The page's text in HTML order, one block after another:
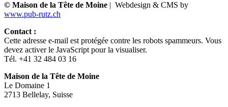
© Maison de la Tête de Moine | Webdesign & CMS by
www.pub-rutz.ch
Contact :
Cette adresse e-mail est protégée contre les robots spammeurs. Vous
devez activer le JavaScript pour la visualiser.
Tél. +41 32 484 03 16
Maison de la Tête de Moine
Le Domaine 1
2713 Bellelay, Suisse